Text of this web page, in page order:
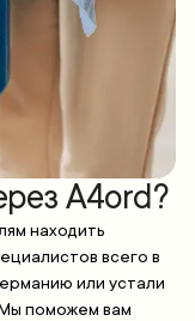
A4ord?
находить
всего в
или устали
поможем вам